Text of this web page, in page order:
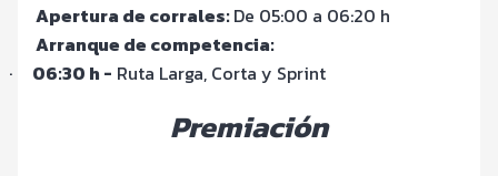
Apertura de corrales:De 05:00 a 06:20 h
Arranque de competencia:
·
06:30 h - Ruta Larga, Corta y Sprint
Premiación